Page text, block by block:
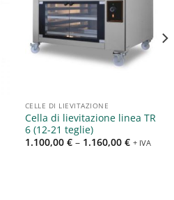
desideri
CELLE DI LIEVITAZIONE
Cella di lievitazione linea TR
6 (12-21 teglie)
1.100,00 €– 1.160,00 € + IVA